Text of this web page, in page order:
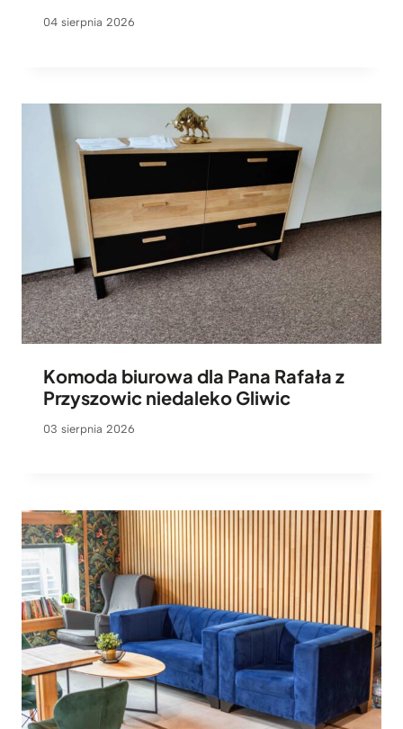
04 sierpnia 2026
Komoda biurowa dla Pana Rafała z
Przyszowic niedaleko Gliwic
03 sierpnia 2026